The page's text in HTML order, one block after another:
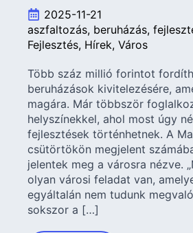
2025-11-21
aszfaltozás beruházás
Fejlesztés Hírek Város
Több száz millió forintot
beruházások kivitelezésére,
magára. Már többször
helyszínekkel, ahol most úgy
fejlesztések történhetnek. A
csütörtökön megjelent
jelentek meg a városra nézve.
olyan városi feladat van,
egyáltalán nem tudunk
sokszor a […]